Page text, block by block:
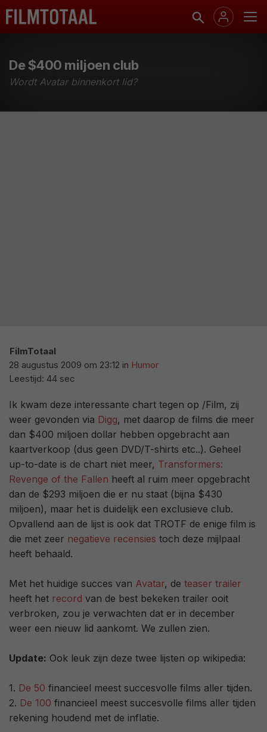
De $400 miljoen club
Wordt Avatar binnenkort lid?
FilmTotaal
28 augustus 2009 om 23:12 in Humor
Leestijd: 44 sec
Ik kwam deze interessante chart tegen op /Film, zij
weer gevonden via Digg, met daarop de films die meer
dan $400 miljoen dollar hebben opgebracht aan
kaartverkoop (dus geen DVD/T-shirts etc..). Geheel
up-to-date is de chart niet meer, Transformers:
Revenge of the Fallen heeft al ruim meer opgebracht
dan de $293 miljoen die er nu staat (bijna $430
miljoen), maar het is duidelijk een exclusieve club.
Opvallend aan de lijst is ook dat TROTF de enige film is
die met zeer negatieve recensies toch deze mijlpaal
heeft behaald.
Met het huidige succes van Avatar, de teaser trailer
heeft het record van de best bekeken trailer ooit
verbroken, zou je verwachten dat er in december
weer een nieuw lid aankomt. We zullen zien.
Update: Ook leuk zijn deze twee lijsten op wikipedia:
1. De 50 financieel meest succesvolle films aller tijden.
2. De 100 financieel meest succesvolle films aller tijden
rekening houdend met de inflatie.